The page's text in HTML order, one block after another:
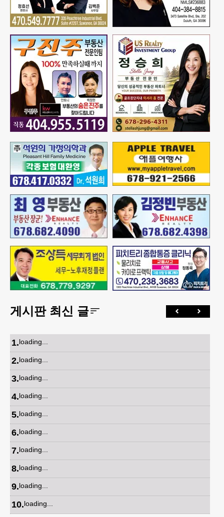
게시판 최신 글
1.loading...
2.loading...
3.loading...
4.loading...
5.loading...
6.loading...
7.loading...
8.loading...
9.loading...
10.loading...